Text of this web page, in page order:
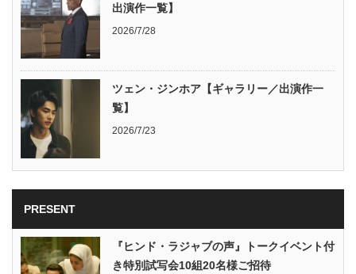
出演作一覧】
2026/7/28
ツェン・ジンホア【ギャラリー／出演作一
覧】
2026/7/23
PRESENT
『ヒンド・ラジャブの声』トークイベント付
き特別試写会10組20名様ご招待